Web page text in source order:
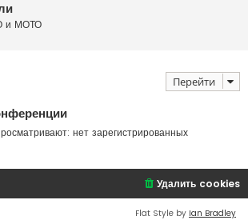
и МОТО
Перейти
нет зарегистрированных
Удалить cookies
Flat Style by Ian Bradley